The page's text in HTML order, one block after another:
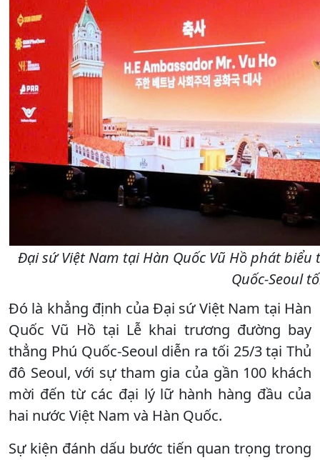
Đại sứ Việt Nam tại Hàn Quốc Vũ Hồ phát
Quốc-Seoul
Đó là khẳng định của Đại sứ Việt Nam tại Hàn
Quốc Vũ Hồ tại Lễ khai trương đường bay
thẳng Phú Quốc-Seoul diễn ra tối 25/3 tại Thủ
đô Seoul, với sự tham gia của gần 100 khách
mời đến từ các đại lý lữ hành hàng đầu của
hai nước Việt Nam và Hàn Quốc.
Sự kiện đánh dấu bước tiến quan trọng trong